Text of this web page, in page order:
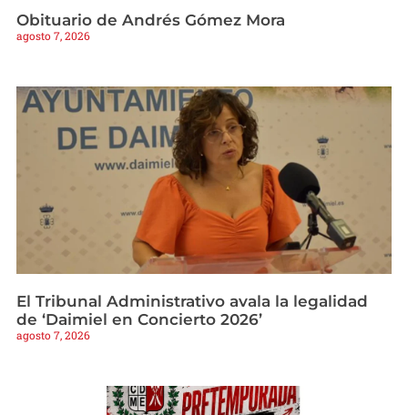
Obituario de Andrés Gómez Mora
agosto 7, 2026
El Tribunal Administrativo avala la legalidad
de ‘Daimiel en Concierto 2026’
agosto 7, 2026